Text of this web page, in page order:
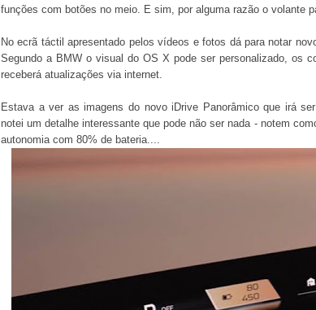
funções com botões no meio. E sim, por alguma razão o volante
No ecrã táctil apresentado pelos vídeos e fotos dá para notar
Segundo a BMW o visual do OS X pode ser personalizado, os
receberá atualizações via internet.
Estava a ver as imagens do novo iDrive Panorâmico que irá
notei um detalhe interessante que pode não ser nada - notem
autonomia com 80% de bateria....